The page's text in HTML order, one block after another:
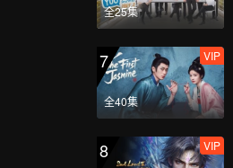
全25集
7
全40集
VIP
8 VIP